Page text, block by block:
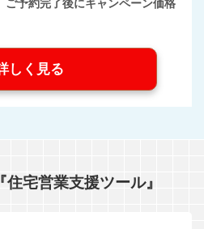
ご予約完了後にキャンペーン価格
しく見る
宅営業支援ツール』